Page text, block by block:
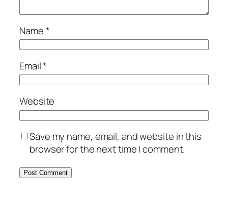
Name*
Email*
Website
Save my name, email, and website in this
browser for the next time I comment.